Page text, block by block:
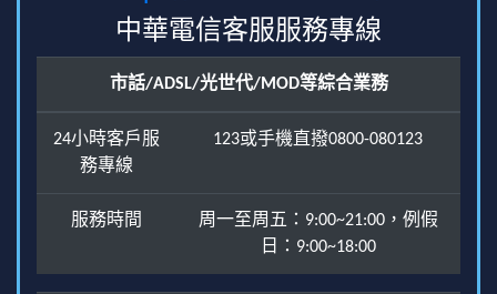
中華電信客服服務專線
市話/ADSL/光世代/MOD等綜合業務
24小時客戶服
務專線
123或手機直撥0800-080123
服務時間
周一至周五：9:00~21:00，例假
日：9:00~18:00